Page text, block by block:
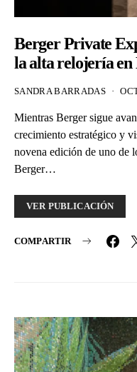
Berger Private
la alta relojería en
SANDRA BARRADAS
Mientras Berger sigue
crecimiento estratégico y
novena edición de uno de
Berger…
VER PUBLICACIÓN
COMPARTIR